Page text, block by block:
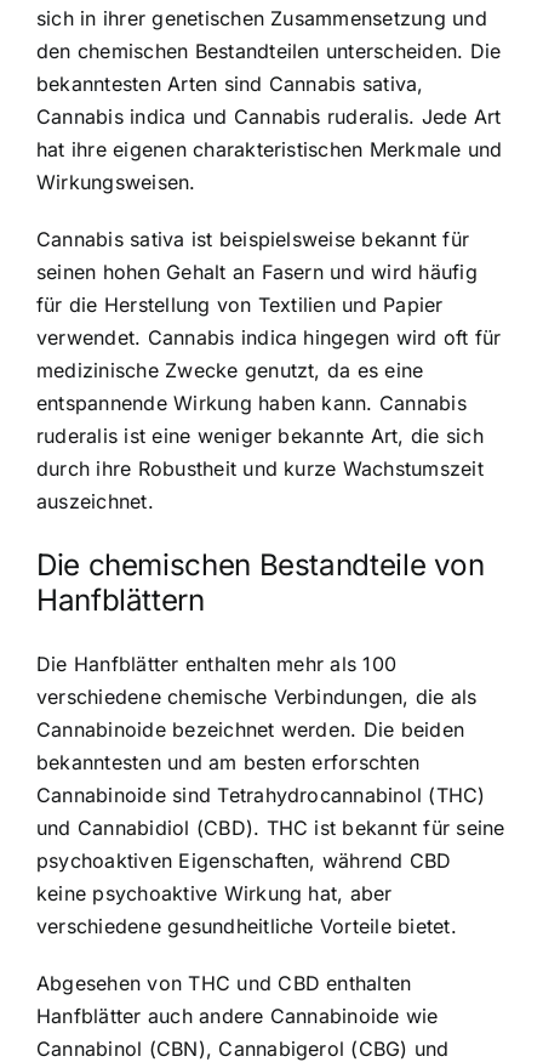
sich in ihrer genetischen Zusammensetzung und
den chemischen Bestandteilen unterscheiden. Die
bekanntesten Arten sind Cannabis sativa,
Cannabis indica und Cannabis ruderalis. Jede Art
hat ihre eigenen charakteristischen Merkmale und
Wirkungsweisen.
Cannabis sativa ist beispielsweise bekannt für
seinen hohen Gehalt an Fasern und wird häufig
für die Herstellung von Textilien und Papier
verwendet. Cannabis indica hingegen wird oft für
medizinische Zwecke genutzt, da es eine
entspannende Wirkung haben kann. Cannabis
ruderalis ist eine weniger bekannte Art, die sich
durch ihre Robustheit und kurze Wachstumszeit
auszeichnet.
Die chemischen Bestandteile von
Hanfblättern
Die Hanfblätter enthalten mehr als 100
verschiedene chemische Verbindungen, die als
Cannabinoide bezeichnet werden. Die beiden
bekanntesten und am besten erforschten
Cannabinoide sind Tetrahydrocannabinol (THC)
und Cannabidiol (CBD). THC ist bekannt für seine
psychoaktiven Eigenschaften, während CBD
keine psychoaktive Wirkung hat, aber
verschiedene gesundheitliche Vorteile bietet.
Abgesehen von THC und CBD enthalten
Hanfblätter auch andere Cannabinoide wie
Cannabinol (CBN), Cannabigerol (CBG) und